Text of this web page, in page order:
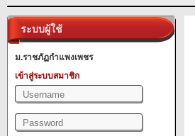
ระบบผู้ใช้
ม.ราชภัฏกำแพงเพชร
เข้าสู่ระบบสมาชิก